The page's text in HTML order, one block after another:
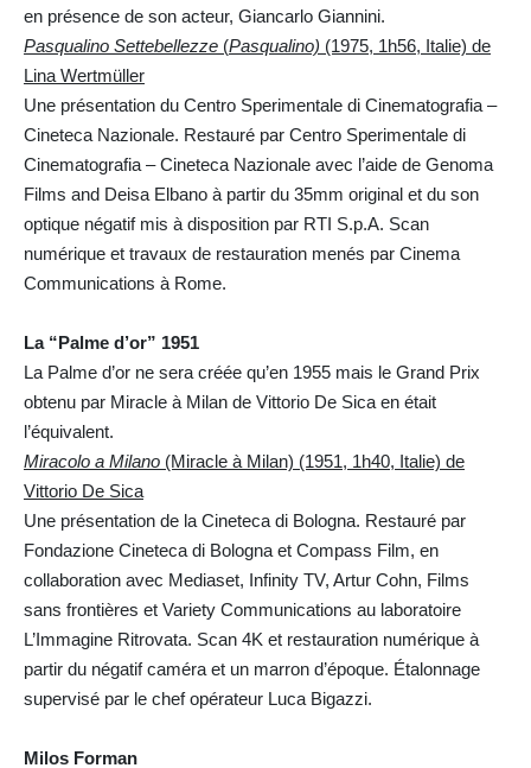
en présence de son acteur, Giancarlo Giannini.
Pasqualino Settebellezze (Pasqualino) (1975, 1h56, Italie) de
Lina Wertmüller
Une présentation du Centro Sperimentale di Cinematografia –
Cineteca Nazionale. Restauré par Centro Sperimentale di
Cinematografia – Cineteca Nazionale avec l’aide de Genoma
Films and Deisa Elbano à partir du 35mm original et du son
optique négatif mis à disposition par RTI S.p.A. Scan
numérique et travaux de restauration menés par Cinema
Communications à Rome.
La “Palme d’or” 1951
La Palme d’or ne sera créée qu’en 1955 mais le Grand Prix
obtenu par Miracle à Milan de Vittorio De Sica en était
l’équivalent.
Miracolo a Milano (Miracle à Milan) (1951, 1h40, Italie) de
Vittorio De Sica
Une présentation de la Cineteca di Bologna. Restauré par
Fondazione Cineteca di Bologna et Compass Film, en
collaboration avec Mediaset, Infinity TV, Artur Cohn, Films
sans frontières et Variety Communications au laboratoire
L’Immagine Ritrovata. Scan 4K et restauration numérique à
partir du négatif caméra et un marron d’époque. Étalonnage
supervisé par le chef opérateur Luca Bigazzi.
Milos Forman